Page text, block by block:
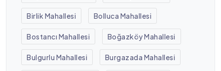
Birlik Mahallesi Bolluca Mahallesi
Bostancı Mahallesi Boğazköy Mahallesi
Bulgurlu Mahallesi Burgazada Mahallesi